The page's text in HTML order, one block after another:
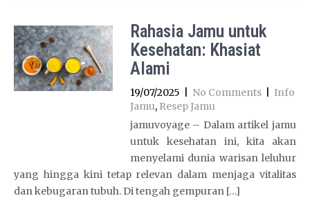
Rahasia Jamu untuk
Kesehatan: Khasiat
Alami
19/07/2025 No Comments
Info
Jamu, Resep Jamu
jamuvoyage – Dalam artikel jamu
untuk kesehatan ini, kita akan
menyelami dunia warisan leluhur
yang hingga kini tetap relevan dalam menjaga vitalitas
dan kebugaran tubuh. Di tengah gempuran […]